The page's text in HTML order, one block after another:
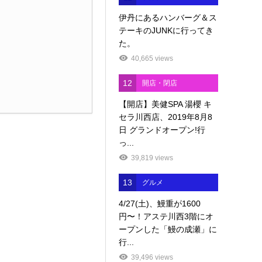
伊丹にあるハンバーグ＆ス
テーキのJUNKに行ってき
た。
40,665 views
12 開店・閉店
【開店】美健SPA 湯櫻 キ
セラ川西店、2019年8月8
日 グランドオープン!行
っ...
39,819 views
13 グルメ
4/27(土)、鰻重が1600
円〜！アステ川西3階にオ
ープンした「鰻の成瀬」に
行...
39,496 views